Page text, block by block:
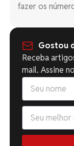
fazer os
Gostou
Receba
mail. Assine